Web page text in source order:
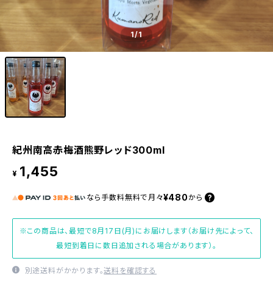
1/1
紀州南高赤梅酒熊野レッド300ml
¥ 1,455
なら 手数料無料で 月々¥480 から
※この商品は、最短で8月17日(月)にお届けします（お届け先によって、
最短到着日に数日追加される場合があります）。
別途送料がかかります。送料を確認する